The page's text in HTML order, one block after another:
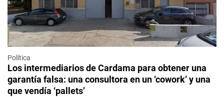
Política
Los intermediarios de Cardama para obtener una
garantía falsa: una consultora en un ‘cowork’ y una
que vendía ‘pallets’